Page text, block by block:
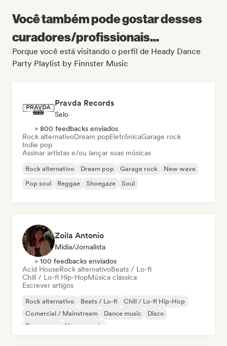
Você também pode gostar desses
curadores/profissionais...
Porque você está visitando o perfil de Heady Dance
Party Playlist by Finnster Music
Pravda Records
Selo
> 800 feedbacks enviados
Rock alternativoDream popEletrônicaGarage rock
Indie pop
Assinar artistas e/ou lançar suas músicas
Rock alternativo Dream pop Garage rock
New wave
Pop soul
Reggae Shoegaze Soul
Zoila Antonio
Mídia/Jornalista
> 100 feedbacks enviados
Acid HouseRock alternativoBeats / Lo-fi
Chill / Lo-fi Hip-HopMúsica clássica
Escrever artigos
Rock alternativo Beats / Lo-fi
Chill / Lo-fi Hip-Hop
Comercial / Mainstream
Dance music
Disco
Dream pop
House music